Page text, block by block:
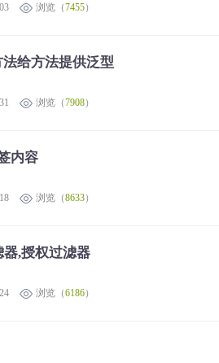
浏览（7455）
给方法提供泛型
浏览（7908）
内容
浏览（8633）
器,授权过滤器
浏览（6186）